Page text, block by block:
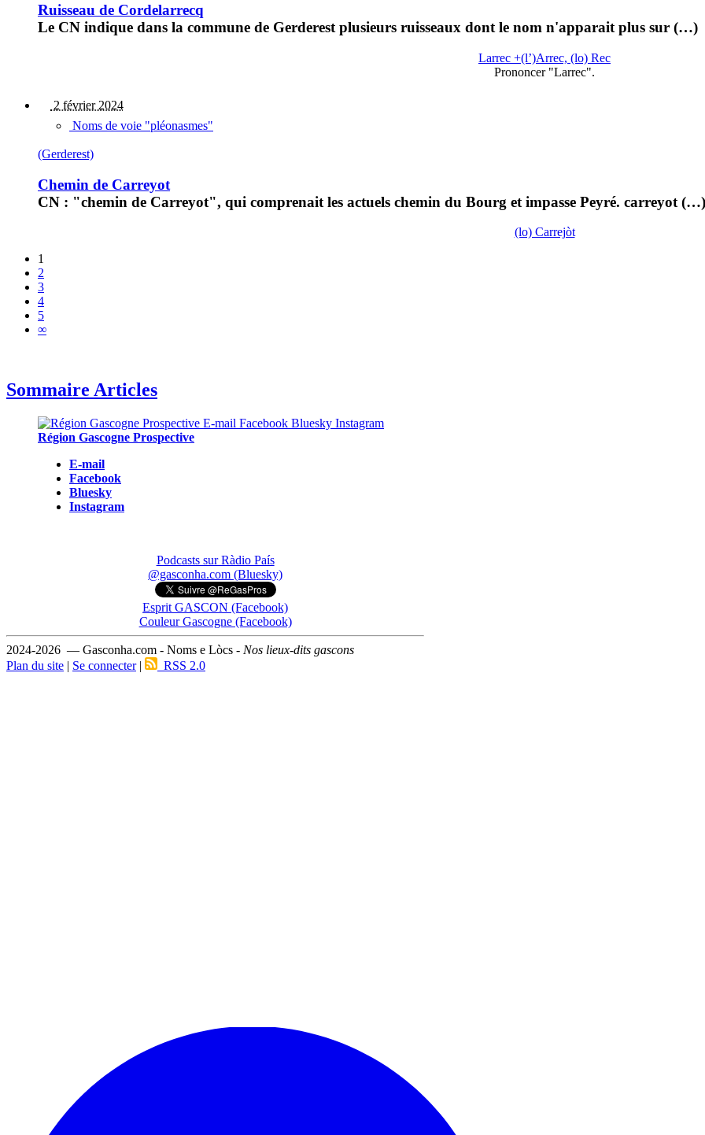
Ruisseau de Cordelarrecq
Le CN indique dans la commune de Gerderest plusieurs ruisseaux dont le nom n'apparait plus sur (…)
Larrec +(l’)Arrec, (lo) Rec
Prononcer "Larrec".
2 février 2024
Noms de voie "pléonasmes"
(Gerderest)
Chemin de Carreyot
CN : "chemin de Carreyot", qui comprenait les actuels chemin du Bourg et impasse Peyré. carreyot (…)
(lo) Carrejòt
1
2
3
4
5
∞
Sommaire Articles
Région Gascogne Prospective
E-mail
Facebook
Bluesky
Instagram
Podcasts sur Ràdio País
@gasconha.com (Bluesky)
Esprit GASCON (Facebook)
Couleur Gascogne (Facebook)
2024-2026 — Gasconha.com - Noms e Lòcs - Nos lieux-dits gascons
Plan du site | Se connecter| RSS 2.0